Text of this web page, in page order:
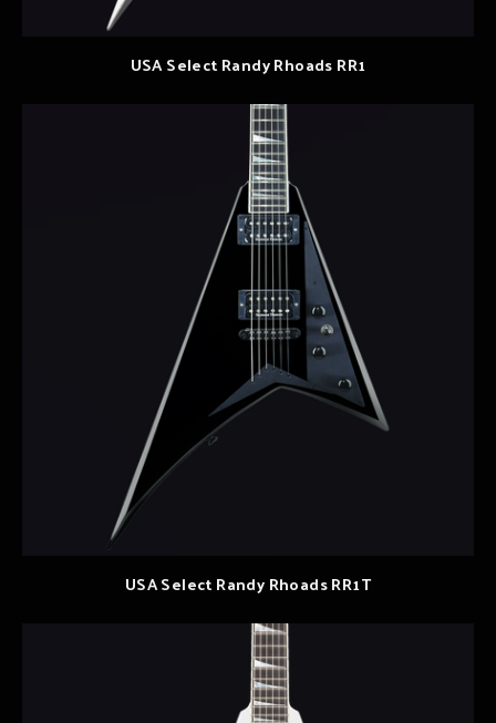
USA Select Randy Rhoads RR1
USA Select Randy Rhoads RR1T